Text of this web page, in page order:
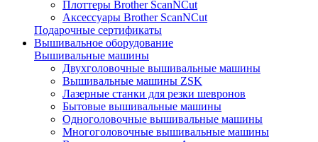
Плоттеры Brother ScanNCut
Аксессуары Brother ScanNCut
Подарочные сертификаты
Вышивальное оборудование
Вышивальные машины
Двухголовочные вышивальные машины
Вышивальные машины ZSK
Лазерные станки для резки шевронов
Бытовые вышивальные машины
Одноголовочные вышивальные машины
Многоголовочные вышивальные машины